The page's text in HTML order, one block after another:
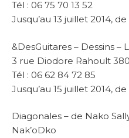
Tél : 06 75 70 13 52
Jusqu’au 13 juillet 2014, de
&DesGuitares – Dessins –
3 rue Diodore Rahoult
Tél : 06 62 84 72 85
Jusqu’au 15 juillet 2014,
Diagonales – de Nako
Nak’oDko